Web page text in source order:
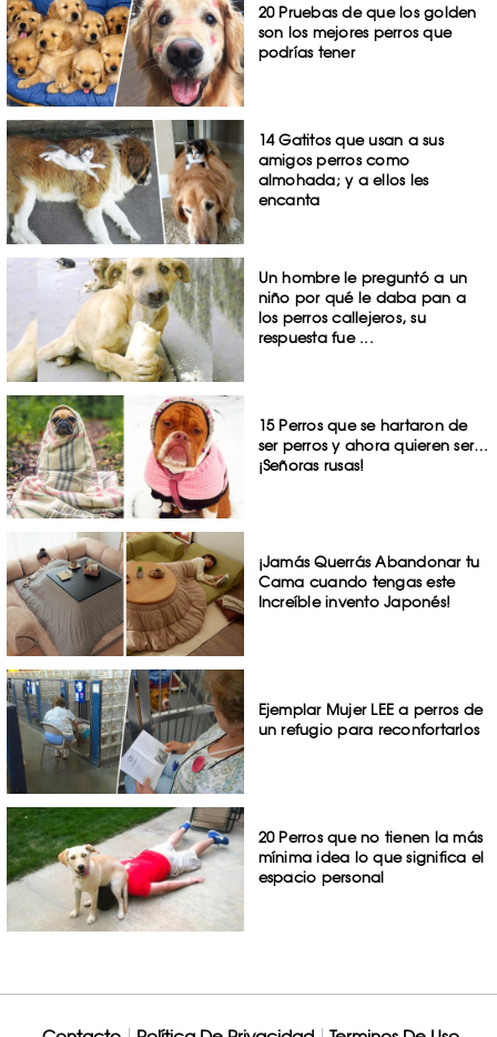
20 Pruebas de que los golden
son los mejores perros que
podrías tener
14 Gatitos que usan a sus
amigos perros como
almohada; y a ellos les
encanta
Un hombre le preguntó a un
niño por qué le daba pan a
los perros callejeros, su
respuesta fue ...
15 Perros que se hartaron de
ser perros y ahora quieren ser…
¡Señoras rusas!
¡Jamás Querrás Abandonar tu
Cama cuando tengas este
Increíble invento Japonés!
Ejemplar Mujer LEE a perros de
un refugio para reconfortarlos
20 Perros que no tienen la más
mínima idea lo que significa el
espacio personal